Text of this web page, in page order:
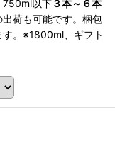
750ml以下３本～６本
荷も可能です。梱包
。※1800ml、ギフト